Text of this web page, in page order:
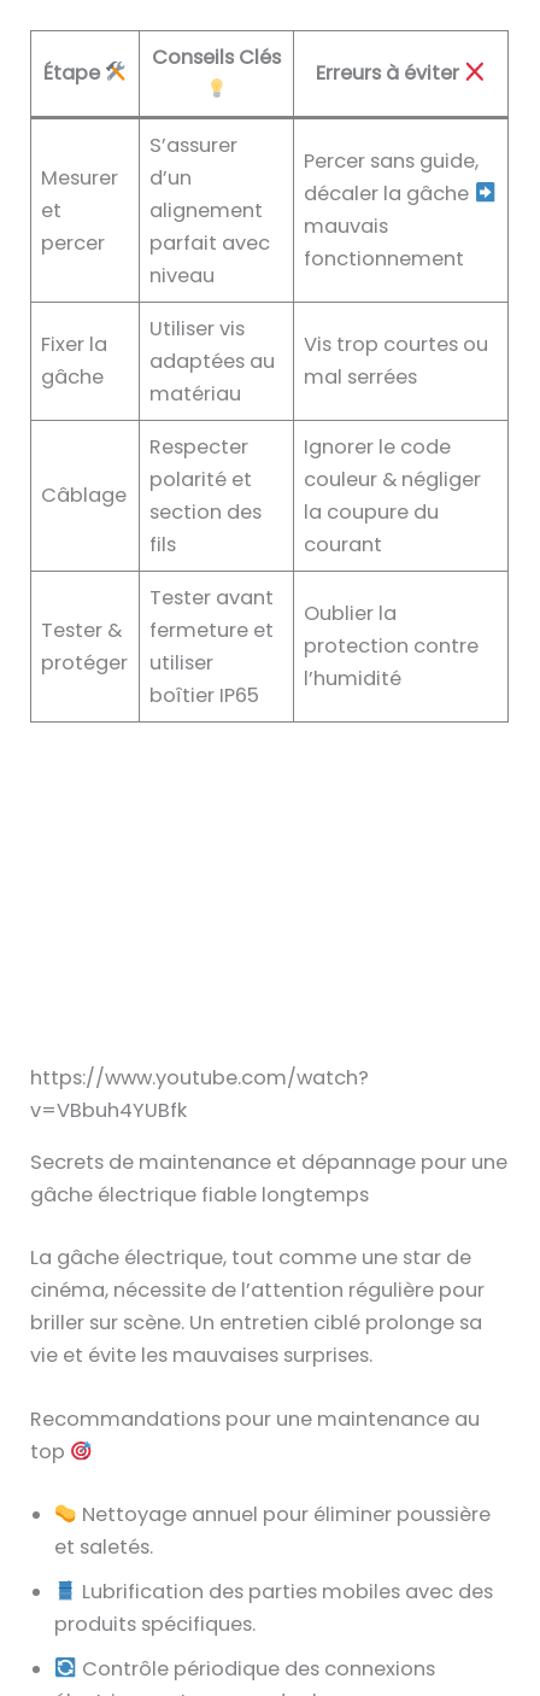
Étape
Conseils Clés
Erreurs à éviter
Mesurer
et
percer
S’assurer
d’un
alignement
parfait avec
niveau
Percer sans guide,
décaler la gâche
mauvais
fonctionnement
Fixer la
gâche
Utiliser vis
adaptées au
matériau
Vis trop courtes ou
mal serrées
Câblage
Respecter
polarité et
section des
fils
Ignorer le code
couleur & négliger
la coupure du
courant
Tester &
protéger
Tester avant
fermeture et
utiliser
boîtier IP65
Oublier la
protection contre
l’humidité
https://www.youtube.com/watch?
v=VBbuh4YUBfk
Secrets de maintenance et dépannage pour une
gâche électrique fiable longtemps
La gâche électrique, tout comme une star de
cinéma, nécessite de l’attention régulière pour
briller sur scène. Un entretien ciblé prolonge sa
vie et évite les mauvaises surprises.
Recommandations pour une maintenance au
top
Nettoyage annuel pour éliminer poussière
et saletés.
Lubrification des parties mobiles avec des
produits spécifiques.
Contrôle périodique des connexions